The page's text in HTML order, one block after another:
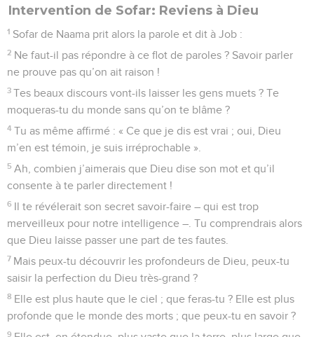
Intervention de Sofar: Reviens à Dieu
1 Sofar de Naama prit alors la parole et dit à Job :
2 Ne faut-il pas répondre à ce flot de paroles ? Savoir parler
ne prouve pas qu’on ait raison !
3 Tes beaux discours vont-ils laisser les gens muets ? Te
moqueras-tu du monde sans qu’on te blâme ?
4 Tu as même affirmé : « Ce que je dis est vrai ; oui, Dieu
m’en est témoin, je suis irréprochable ».
5 Ah, combien j’aimerais que Dieu dise son mot et qu’il
consente à te parler directement !
6 Il te révélerait son secret savoir-faire – qui est trop
merveilleux pour notre intelligence –. Tu comprendrais alors
que Dieu laisse passer une part de tes fautes.
7 Mais peux-tu découvrir les profondeurs de Dieu, peux-tu
saisir la perfection du Dieu très-grand ?
8 Elle est plus haute que le ciel ; que feras-tu ? Elle est plus
profonde que le monde des morts ; que peux-tu en savoir ?
9